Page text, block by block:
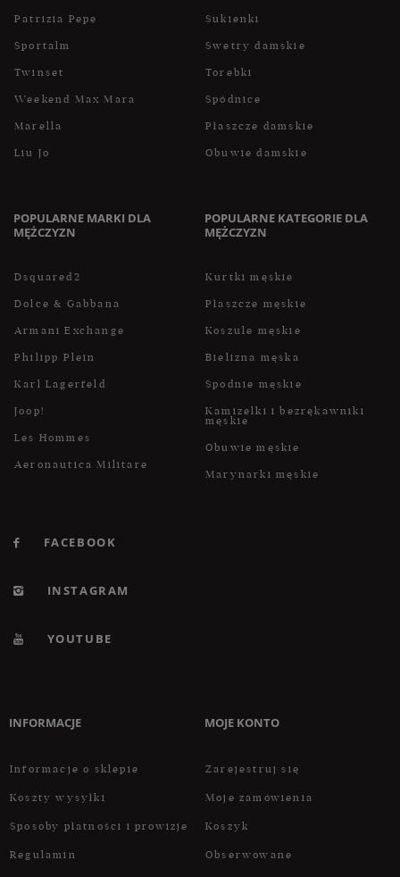
Patrizia Pepe
Sportalm
Twinset
Weekend Max Mara
Marella
Liu Jo
Sukienki
Swetry damskie
Torebki
Spódnice
Płaszcze damskie
Obuwie damskie
POPULARNE MARKI DLA
MĘŻCZYZN
Dsquared2
Dolce & Gabbana
Armani Exchange
Philipp Plein
Karl Lagerfeld
Joop!
Les Hommes
Aeronautica Militare
POPULARNE KATEGORIE DLA
MĘŻCZYZN
Kurtki męskie
Płaszcze męskie
Koszule męskie
Bielizna męska
Spodnie męskie
Kamizelki i bezrękawniki
męskie
Obuwie męskie
Marynarki męskie
FACEBOOK
INSTAGRAM
YOUTUBE
INFORMACJE
Informacje o sklepie
Koszty wysyłki
Sposoby płatności i prowizje
Regulamin
MOJE KONTO
Zarejestruj się
Moje zamówienia
Koszyk
Obserwowane